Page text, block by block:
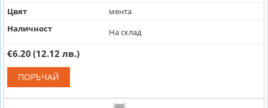
Цвят
мента
Наличност
На склад
€6.20 (12.12 лв.)
ПОРЪЧАЙ